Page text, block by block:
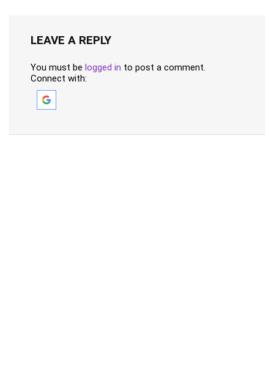
LEAVE A REPLY
You must be logged in to post a comment.
Connect with: